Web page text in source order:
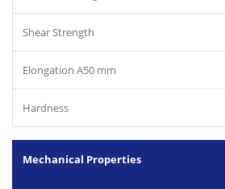
Shear Strength
Elongation A50 mm
Hardness
Mechanical Properties